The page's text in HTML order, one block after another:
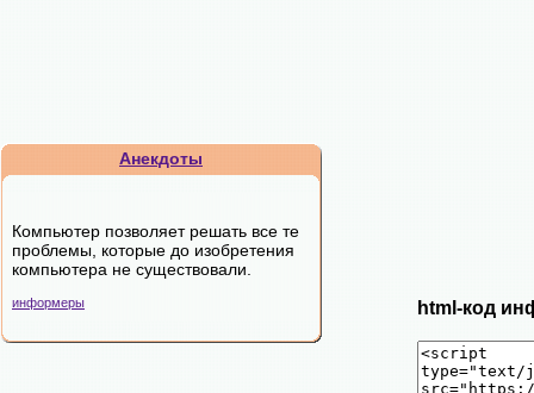
Анекдоты
Компьютер позволяет решать все те
проблемы, которые до изобретения
компьютера не существовали.
информеры html-код